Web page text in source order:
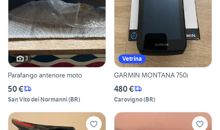
3
Parafango anteriore moto
50 €
San Vito dei Normanni(BR)
Vetrina
GARMIN MONTANA 750i
480 €
Carovigno(BR)